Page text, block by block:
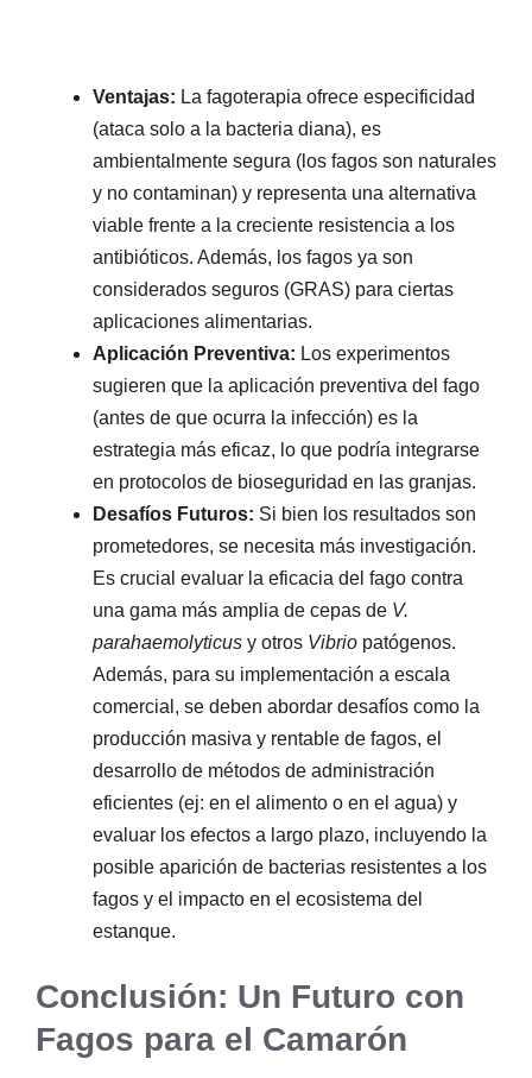
Ventajas: La fagoterapia ofrece especificidad
(ataca solo a la bacteria diana), es
ambientalmente segura (los fagos son naturales
y no contaminan) y representa una alternativa
viable frente a la creciente resistencia a los
antibióticos. Además, los fagos ya son
considerados seguros (GRAS) para ciertas
aplicaciones alimentarias.
Aplicación Preventiva: Los experimentos
sugieren que la aplicación preventiva del fago
(antes de que ocurra la infección) es la
estrategia más eficaz, lo que podría integrarse
en protocolos de bioseguridad en las granjas.
Desafíos Futuros: Si bien los resultados son
prometedores, se necesita más investigación.
Es crucial evaluar la eficacia del fago contra
una gama más amplia de cepas de V.
parahaemolyticus y otros Vibrio patógenos.
Además, para su implementación a escala
comercial, se deben abordar desafíos como la
producción masiva y rentable de fagos, el
desarrollo de métodos de administración
eficientes (ej: en el alimento o en el agua) y
evaluar los efectos a largo plazo, incluyendo la
posible aparición de bacterias resistentes a los
fagos y el impacto en el ecosistema del
estanque.
Conclusión: Un Futuro con
Fagos para el Camarón